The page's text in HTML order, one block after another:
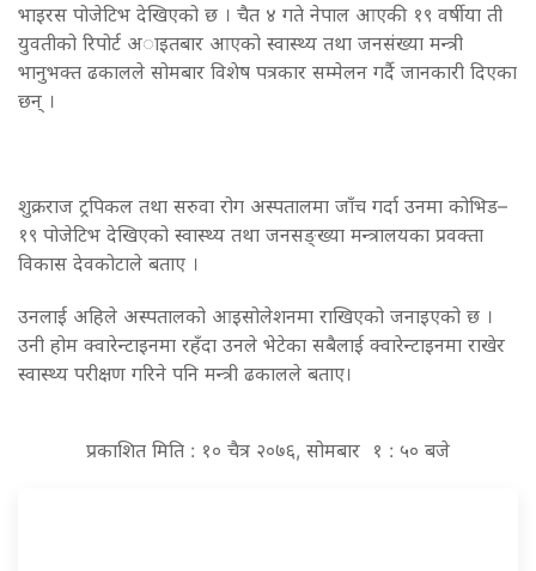
भाइरस पोजेटिभ देखिएको छ । चैत ४ गते नेपाल आएकी १९ वर्षीया ती
युवतीको रिपोर्ट अाइतबार आएको स्वास्थ्य तथा जनसंख्या मन्त्री
भानुभक्त ढकालले सोमबार विशेष पत्रकार सम्मेलन गर्दै जानकारी दिएका
छन् ।
शुक्रराज ट्रपिकल तथा सरुवा रोग अस्पतालमा जाँच गर्दा उनमा कोभिड–
१९ पोजेटिभ देखिएको स्वास्थ्य तथा जनसङ्ख्या मन्त्रालयका प्रवक्ता
विकास देवकोटाले बताए ।
उनलाई अहिले अस्पतालको आइसोलेशनमा राखिएको जनाइएको छ ।
उनी होम क्वारेन्टाइनमा रहँदा उनले भेटेका सबैलाई क्वारेन्टाइनमा राखेर
स्वास्थ्य परीक्षण गरिने पनि मन्त्री ढकालले बताए।
प्रकाशित मिति : १० चैत्र २०७६, सोमबार १ : ५० बजे